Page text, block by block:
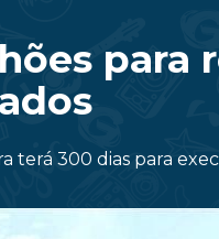
terá 300 dias para